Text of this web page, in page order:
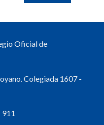
Oficial de
Colegiada 1607 -
911